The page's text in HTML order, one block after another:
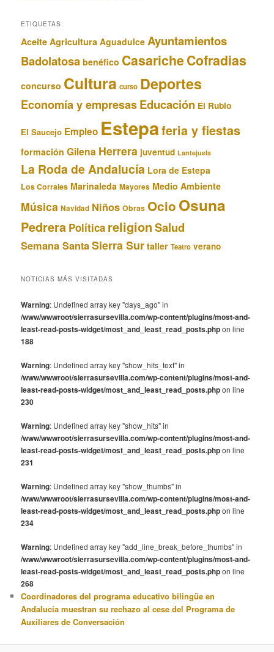
ETIQUETAS
Aceite Agricultura Aguadulce Ayuntamientos
Badolatosa benéfico CasaricheCofradias
concurso Cultura curso Deportes
Economía y empresasEducación El Rubio
El Saucejo Empleo Estepaferia y fiestas
formación Gilena Herrera juventud Lantejuela
La Roda de Andalucía Lora de Estepa
Los Corrales Marinaleda Mayores Medio Ambiente
Música Navidad Niños Obras Ocio Osuna
Pedrera Política religionSalud
Semana SantaSierra Sur taller Teatro verano
NOTICIAS MÁS VISITADAS
Warning: Undefined array key "days_ago" in
/www/wwwroot/sierrasursevilla.com/wp-content/plugins/most-and-
least-read-posts-widget/most_and_least_read_posts.phpon line
188
Warning: Undefined array key "show_hits_text" in
/www/wwwroot/sierrasursevilla.com/wp-content/plugins/most-and-
least-read-posts-widget/most_and_least_read_posts.phpon line
230
Warning: Undefined array key "show_hits" in
/www/wwwroot/sierrasursevilla.com/wp-content/plugins/most-and-
least-read-posts-widget/most_and_least_read_posts.phpon line
231
Warning: Undefined array key "show_thumbs" in
/www/wwwroot/sierrasursevilla.com/wp-content/plugins/most-and-
least-read-posts-widget/most_and_least_read_posts.phpon line
234
Warning: Undefined array key "add_line_break_before_thumbs" in
/www/wwwroot/sierrasursevilla.com/wp-content/plugins/most-and-
least-read-posts-widget/most_and_least_read_posts.phpon line
268
Coordinadores del programa educativo bilingüe en
Andalucía muestran su rechazo al cese del Programa de
Auxiliares de Conversación